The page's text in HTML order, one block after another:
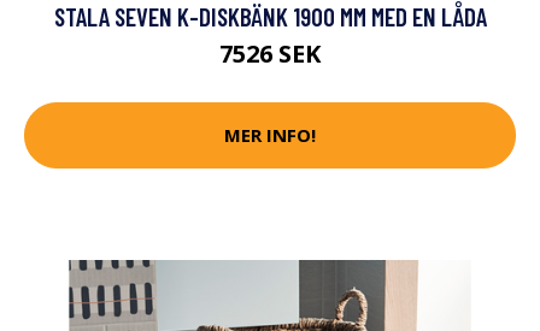
STALA SEVEN K-DISKBÄNK 1900 MM MED EN LÅDA
7526 SEK
MER INFO!